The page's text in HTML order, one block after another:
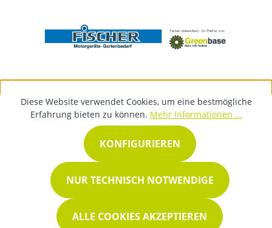
Diese Website verwendet Cookies, um eine bestmögliche
Erfahrung bieten zu können. Mehr Informationen ...
NUR TECHNISCH NOTWENDIGE
KONFIGURIEREN
ALLE COOKIES AKZEPTIEREN